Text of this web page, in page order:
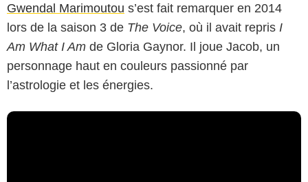
Gwendal Marimoutou s’est fait remarquer en 2014
lors de la saison 3 de The Voice, où il avait repris I
Am What I Am de Gloria Gaynor. Il joue Jacob, un
personnage haut en couleurs passionné par
l’astrologie et les énergies.